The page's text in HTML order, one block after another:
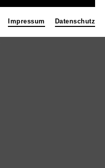
Impressum Datenschutz